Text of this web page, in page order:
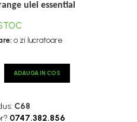
ulei essential
o zi lucratoare
ADAUGA IN COS
C68
0747.382.856